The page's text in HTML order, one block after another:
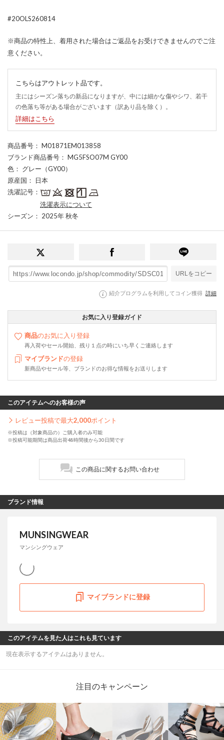
#20OLS260814
※商品の特性上、着用された場合はご返品をお受けできませんのでご注
意ください。
こちらはアウトレット品です。
主にはシーズン落ちの新品になりますが、中には細かな傷やシワ、若干
の色落ち等がある場合がございます（訳あり品を除く）。
詳細はこちら
商品番号 ： M01871EM013858
ブランド商品番号 ： MG5FSO07M GY00
色 ： グレー（GY00）
原産国 ： 日本
洗濯記号 ：
洗濯表示について
シーズン ： 2025年 秋冬
URLをコピー
紹介プログラムを利用してコイン獲得 詳細
お気に入り登録ガイド
商品のお気に入り登録
再入荷やセール開始、残り１点の時にいち早くご連絡します
マイブランドの登録
新商品やセール等、ブランドのお得な情報をお送りします
このアイテムへのお客様の声
レビュー投稿で最大2,000ポイント
※投稿は（対象商品の）ご購入者のみ可能
※投稿可能期間は商品出荷48時間後から30日間です
この商品に関するお問い合わせ
ブランド情報
MUNSINGWEAR
マンシングウェア
マイブランドに登録
このアイテムを見た人はこれも見ています
現在表示するアイテムはありません。
注目のキャンペーン